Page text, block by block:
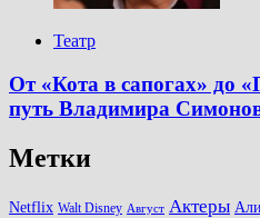
Театр
От «Кота в сапогах» до
путь Владимира
Метки
Netflix Walt Disney Август Актеры